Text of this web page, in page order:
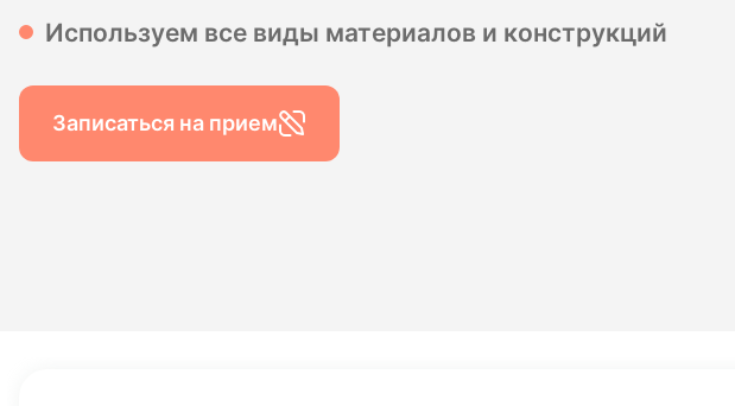
Используем все виды материалов и конструкций
Записаться на прием